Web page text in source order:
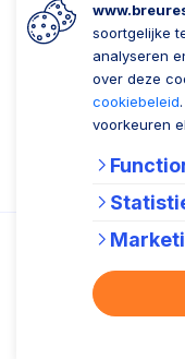
Wil je ons volgen?
Algemene
soortgelijke
analyseren
over deze
cookiebeleid
voorkeuren